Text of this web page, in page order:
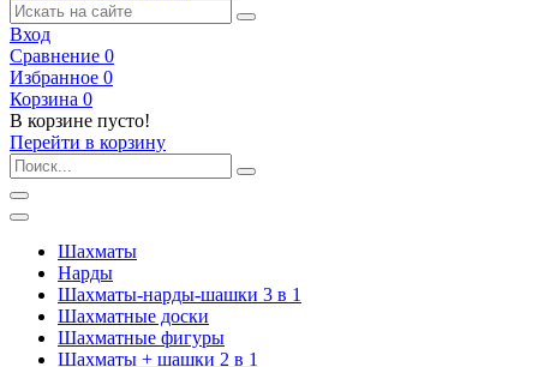
Вход
Сравнение 0
Избранное 0
Корзина 0
В корзине пусто!
Перейти в корзину
Шахматы
Нарды
Шахматы-нарды-шашки 3 в 1
Шахматные доски
Шахматные фигуры
Шахматы + шашки 2 в 1